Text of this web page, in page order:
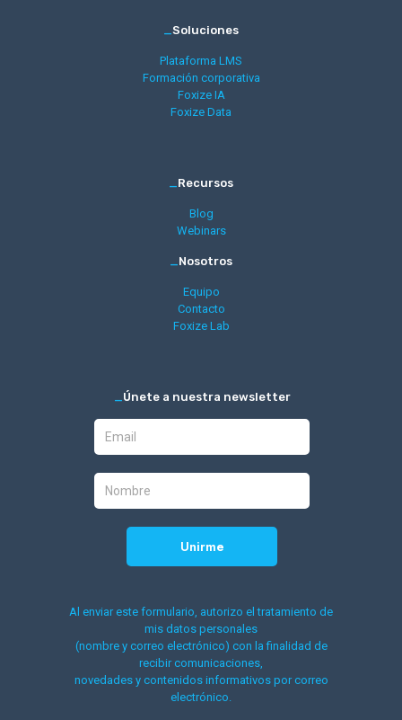
Soluciones
Plataforma LMS
Formación corporativa
Foxize IA
Foxize Data
Recursos
Blog
Webinars
Nosotros
Equipo
Contacto
Foxize Lab
Únete a nuestra newsletter
Al enviar este formulario, autorizo el tratamiento de
mis datos personales
(nombre y correo electrónico) con la finalidad de
recibir comunicaciones,
novedades y contenidos informativos por correo
electrónico.